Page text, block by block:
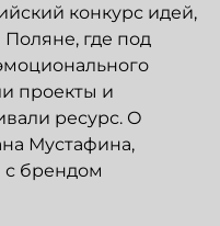
конкурс идей,
где под
проекты и
ресурс. О
Мустафина,
с брендом